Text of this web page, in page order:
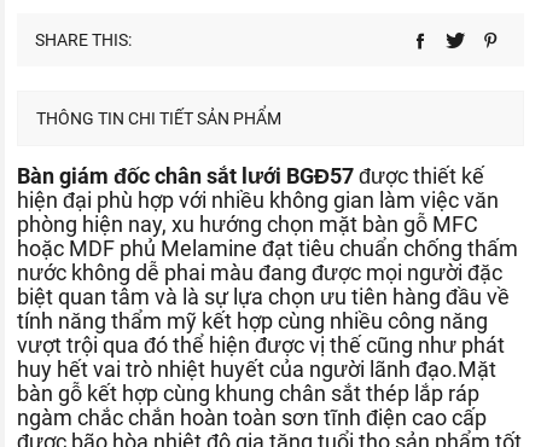
SHARE THIS:
THÔNG TIN CHI TIẾT SẢN PHẨM
Bàn giám đốc chân sắt lưới BGĐ57được thiết kế
hiện đại phù hợp với nhiều không gian làm việc văn
phòng hiện nay, xu hướng chọn mặt bàn gỗ MFC
hoặc MDF phủ Melamine đạt tiêu chuẩn chống thấm
nước không dễ phai màu đang được mọi người đặc
biệt quan tâm và là sự lựa chọn ưu tiên hàng đầu về
tính năng thẩm mỹ kết hợp cùng nhiều công năng
vượt trội qua đó thể hiện được vị thế cũng như phát
huy hết vai trò nhiệt huyết của người lãnh đạo.Mặt
bàn gỗ kết hợp cùng khung chân sắt thép lắp ráp
ngàm chắc chắn hoàn toàn sơn tĩnh điện cao cấp
được bão hòa nhiệt độ gia tăng tuổi thọ sản phẩm tốt